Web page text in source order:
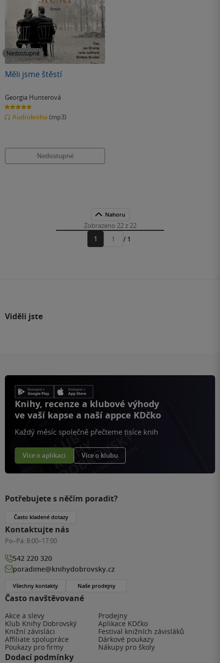
Nedostupné
Měli jsme štěstí
Georgia Hunterová
4.7
z
5
hvězdiček
Audiokniha (mp3)
Nedostupné
Nahoru
Zobrazeno 22 z 22
1
Přejít
/ 1
Viděli jste
Knihy, recenze a klubové výhody
ve vaší kapse a naší appce KDčko
Každý měsíc společně přečteme tisíce knih
Více o aplikaci Více o klubu
Často navštěvované
Akce a slevy
Prodejny
Klub Knihy Dobrovský
Aplikace KDčko
Knižní závisláci
Festival knižních závisláků
Affiliate spolupráce
Dárkové poukazy
Poukazy pro firmy
Nákupy pro školy
Dodací podmínky
Potřebujete s něčím poradit?
Často kladené dotazy
Kontaktujte nás
Po–Pá: 8:00–17:00
542 220 320
poradime@knihydobrovsky.cz
Všechny kontakty Naše prodejny